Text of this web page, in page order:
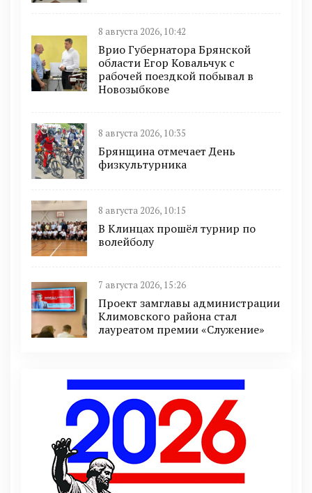
8 августа 2026, 10:42
Врио Губернатора Брянской
области Егор Ковальчук с
рабочей поездкой побывал в
Новозыбкове
8 августа 2026, 10:35
Брянщина отмечает День
физкультурника
8 августа 2026, 10:15
В Клинцах прошёл турнир по
волейболу
7 августа 2026, 15:26
Проект замглавы администрации
Климовского района стал
лауреатом премии «Служение»